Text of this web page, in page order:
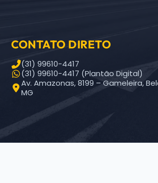
CONTATO DIRETO
(31) 99610-4417
(31) 99610-4417 (Plantão Digital)
Av. Amazonas, 8199 – Gameleira,
MG